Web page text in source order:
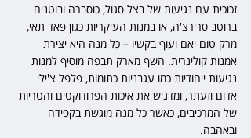
זכוכית עם נגיעות של בצל סגול, כוסברה ובוטנים
ברוטב סרירצ'ה, או במנות העיקריות כגון פאד תאי,
מרק טום יאם ועוף בקשיו – כל מנה היא יצירת
אמנות קולינרית. השף מארק תבפה מוסיף למנות
נגיעות ייחודיות כמו עגבניות כתומות, פלפל צ'ילי
אדום וזעתר, ומדגיש את איכות הפרודוקטים והטריות
של המרכיבים, כאשר כל מנה מוגשת בקפידה
ובאהבה.